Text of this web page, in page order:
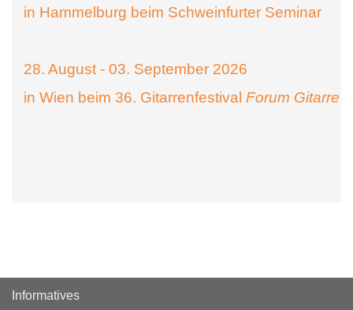
in Hammelburg beim Schweinfurter Seminar
28. August - 03. September 2026
in Wien beim 36. Gitarrenfestival Forum Gitarre
Informatives